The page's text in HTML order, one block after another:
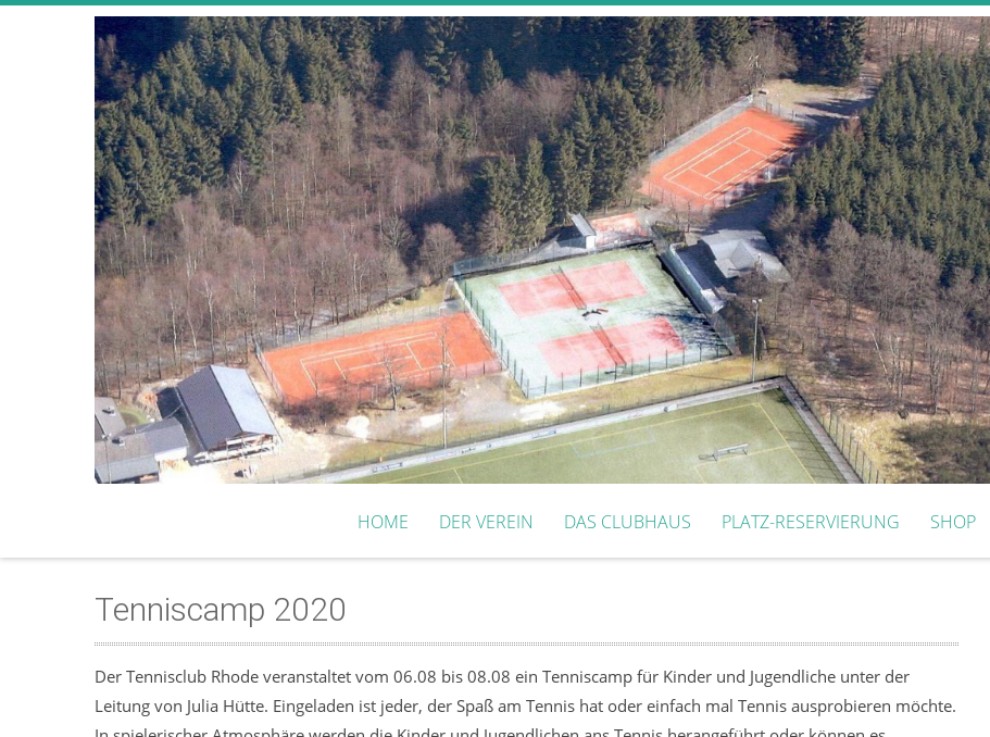
HOME DER VEREIN DAS CLUBHAUS PLATZ-RESERVIERUNG SHOP
Tenniscamp 2020
Der Tennisclub Rhode veranstaltet vom 06.08 bis 08.08 ein Tenniscamp für Kinder und Jugendliche unter der
Leitung von Julia Hütte. Eingeladen ist jeder, der Spaß am Tennis hat oder einfach mal Tennis ausprobieren möchte.